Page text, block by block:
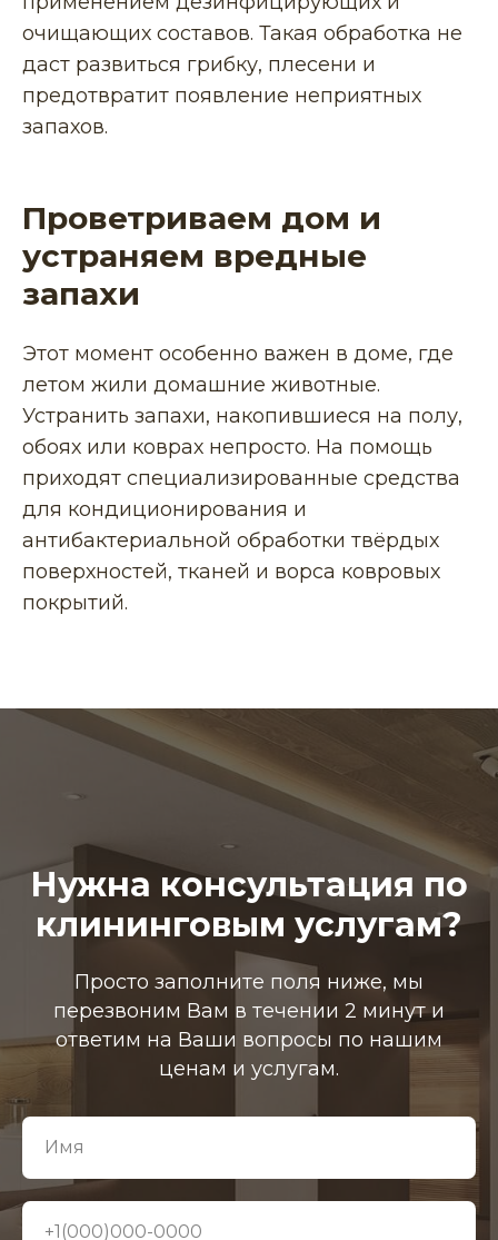
очищающих составов. Такая обработка не
даст развиться грибку, плесени и
предотвратит появление неприятных
запахов.
Проветриваем дом и
устраняем вредные
запахи
Этот момент особенно важен в доме, где
летом жили домашние животные.
Устранить запахи, накопившиеся на полу,
обоях или коврах непросто. На помощь
приходят специализированные средства
для кондиционирования и
антибактериальной обработки твёрдых
поверхностей, тканей и ворса ковровых
покрытий.
Нужна консультация по
клининговым услугам?
Просто заполните поля ниже, мы
перезвоним Вам в течении 2 минут и
ответим на Ваши вопросы по нашим
ценам и услугам.